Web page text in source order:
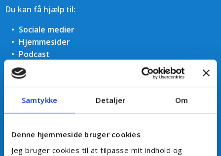
Samtykke Detaljer Om
Denne hjemmeside bruger cookies
Jeg bruger cookies til at tilpasse mit indhold og
Du kan få hjælp til:
Sociale medier
Hjemmesider
Podcast
Sparring
(Og meget mere)
SE HVAD DET KOSTER AT FÅ HJÆLP